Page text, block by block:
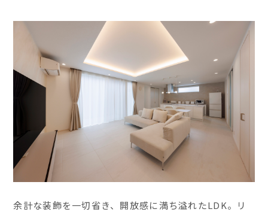
余計な装飾を一切省き、開放感に満ち溢れたLDK。リ